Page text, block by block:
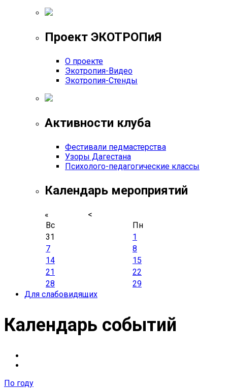
Проект ЭКОТРОПиЯ
О проекте
Экотропия-Видео
Экотропия-Стенды
Активности клуба
Фестивали педмастерства
Узоры Дагестана
Психолого-педагогические классы
Календарь мероприятий
« <
Вс
Пн
31
1
7
8
14
15
21
22
28
29
Для слабовидящих
Календарь событий
По году